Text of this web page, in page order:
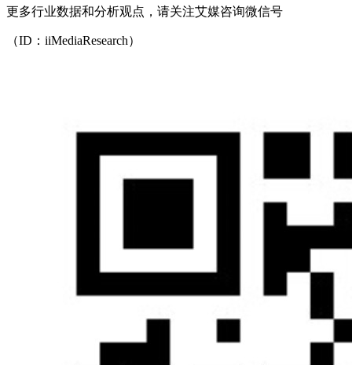
更多行业数据和分析观点，请关注艾媒咨询微信号
（ID：iiMediaResearch）